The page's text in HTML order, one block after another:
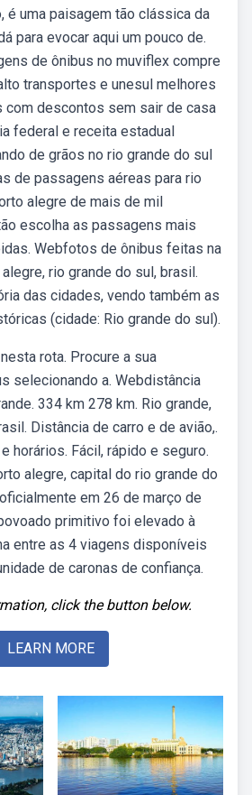
é uma paisagem tão clássica da
para evocar aqui um pouco de.
de ônibus no muviflex compre
transportes e unesul melhores
com descontos sem sair de casa
federal e receita estadual
de grãos no rio grande do sul
de passagens aéreas para rio
alegre de mais de mil
escolha as passagens mais
Webfotos de ônibus feitas na
rio grande do sul, brasil.
das cidades, vendo também as
(cidade: Rio grande do sul).
rota. Procure a sua
selecionando a. Webdistância
334 km 278 km. Rio grande,
Distância de carro e de avião,.
horários. Fácil, rápido e seguro.
alegre, capital do rio grande do
em 26 de março de
primitivo foi elevado à
entre as 4 viagens disponíveis
de caronas de confiança.
click the button below.
LEARN MORE